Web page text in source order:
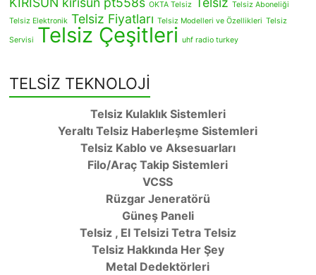
OKTA Telsiz
Telsiz Aboneliği
Telsiz Elektronik Telsiz Fiyatları Telsiz Modelleri ve Özellikleri Telsiz
Servisi Telsiz Çeşitleri uhf radio turkey
TELSİZ TEKNOLOJİ
Telsiz Kulaklık Sistemleri
Yeraltı Telsiz Haberleşme Sistemleri
Telsiz Kablo ve Aksesuarları
Filo/Araç Takip Sistemleri
VCSS
Rüzgar Jeneratörü
Güneş Paneli
Telsiz , El Telsizi Tetra Telsiz
Telsiz Hakkında Her Şey
Metal Dedektörleri